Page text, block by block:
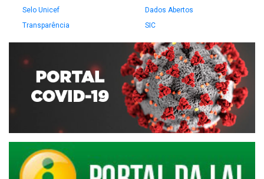
Selo Unicef
Dados Abertos
Transparência
SIC